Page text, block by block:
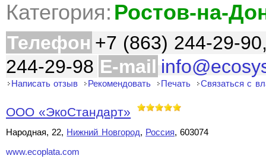
Категория: Ростов-на-
Телефон +7 (863) 244-29-
244-29-98 E-mail
Написать отзыв Рекомендовать Печать Связаться с
ООО «ЭкоСтандарт»
Народная, 22, Нижний Новгород, Россия, 603074
www.ecoplata.com